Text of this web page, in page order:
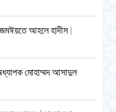
আহলে হাদীস |
মোহাম্মদ আসাদুল